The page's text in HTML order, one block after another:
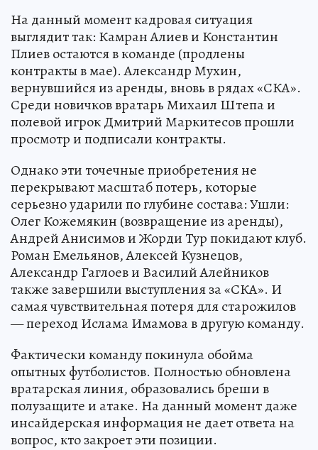
На данный момент кадровая ситуация
выглядит так: Камран Алиев и Константин
Плиев остаются в команде (продлены
контракты в мае). Александр Мухин,
вернувшийся из аренды, вновь в рядах «СКА».
Среди новичков вратарь Михаил Штепа и
полевой игрок Дмитрий Маркитесов прошли
просмотр и подписали контракты.
Однако эти точечные приобретения не
перекрывают масштаб потерь, которые
серьезно ударили по глубине состава: Ушли:
Олег Кожемякин (возвращение из аренды),
Андрей Анисимов и Жорди Тур покидают клуб.
Роман Емельянов, Алексей Кузнецов,
Александр Гаглоев и Василий Алейников
также завершили выступления за «СКА». И
самая чувствительная потеря для старожилов
— переход Ислама Имамова в другую команду.
Фактически команду покинула обойма
опытных футболистов. Полностью обновлена
вратарская линия, образовались бреши в
полузащите и атаке. На данный момент даже
инсайдерская информация не дает ответа на
вопрос, кто закроет эти позиции.